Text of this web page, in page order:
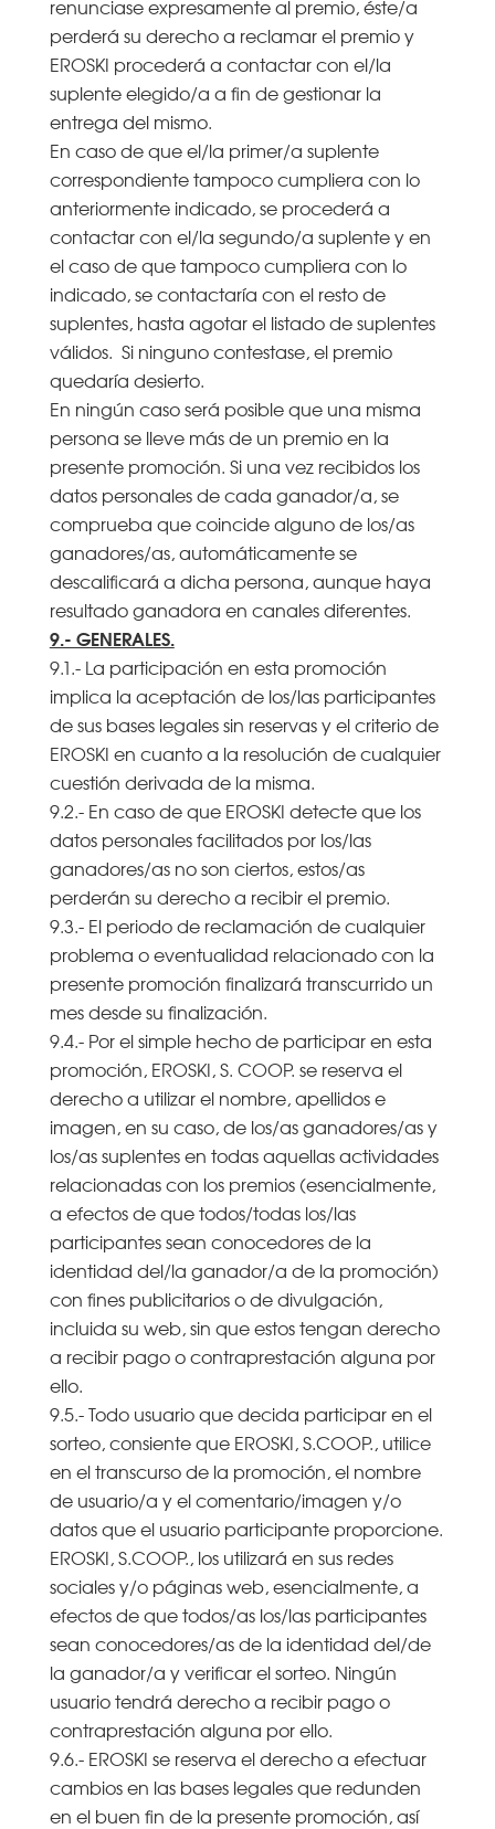
renunciase expresamente al premio, éste/a
perderá su derecho a reclamar el premio y
EROSKI procederá a contactar con el/la
suplente elegido/a a fin de gestionar la
entrega del mismo.
En caso de que el/la primer/a suplente
correspondiente tampoco cumpliera con lo
anteriormente indicado, se procederá a
contactar con el/la segundo/a suplente y en
el caso de que tampoco cumpliera con lo
indicado, se contactaría con el resto de
suplentes, hasta agotar el listado de suplentes
válidos. Si ninguno contestase, el premio
quedaría desierto.
En ningún caso será posible que una misma
persona se lleve más de un premio en la
presente promoción. Si una vez recibidos los
datos personales de cada ganador/a, se
comprueba que coincide alguno de los/as
ganadores/as, automáticamente se
descalificará a dicha persona, aunque haya
resultado ganadora en canales diferentes.
9.- GENERALES.
9.1.- La participación en esta promoción
implica la aceptación de los/las participantes
de sus bases legales sin reservas y el criterio de
EROSKI en cuanto a la resolución de cualquier
cuestión derivada de la misma.
9.2.- En caso de que EROSKI detecte que los
datos personales facilitados por los/las
ganadores/as no son ciertos, estos/as
perderán su derecho a recibir el premio.
9.3.- El periodo de reclamación de cualquier
problema o eventualidad relacionado con la
presente promoción finalizará transcurrido un
mes desde su finalización.
9.4.- Por el simple hecho de participar en esta
promoción, EROSKI, S. COOP. se reserva el
derecho a utilizar el nombre, apellidos e
imagen, en su caso, de los/as ganadores/as y
los/as suplentes en todas aquellas actividades
relacionadas con los premios (esencialmente,
a efectos de que todos/todas los/las
participantes sean conocedores de la
identidad del/la ganador/a de la promoción)
con fines publicitarios o de divulgación,
incluida su web, sin que estos tengan derecho
a recibir pago o contraprestación alguna por
ello.
9.5.- Todo usuario que decida participar en el
sorteo, consiente que EROSKI, S.COOP., utilice
en el transcurso de la promoción, el nombre
de usuario/a y el comentario/imagen y/o
datos que el usuario participante proporcione.
EROSKI, S.COOP., los utilizará en sus redes
sociales y/o páginas web, esencialmente, a
efectos de que todos/as los/las participantes
sean conocedores/as de la identidad del/de
la ganador/a y verificar el sorteo. Ningún
usuario tendrá derecho a recibir pago o
contraprestación alguna por ello.
9.6.- EROSKI se reserva el derecho a efectuar
cambios en las bases legales que redunden
en el buen fin de la presente promoción, así